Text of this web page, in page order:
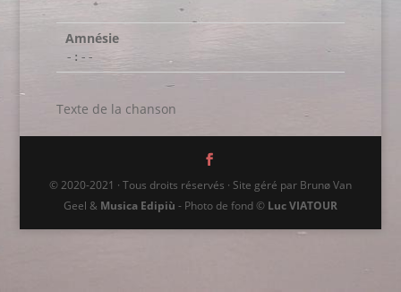
Amnésie
-:--
Texte de la chanson
© 2020-2021 · Tous droits réservés · Site géré par Brunø Van
Geel & Musica Edipiù - Photo de fond © Luc VIATOUR